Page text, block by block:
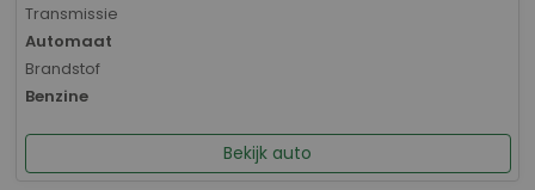
Transmissie
Automaat
Brandstof
Benzine
Bekijk auto